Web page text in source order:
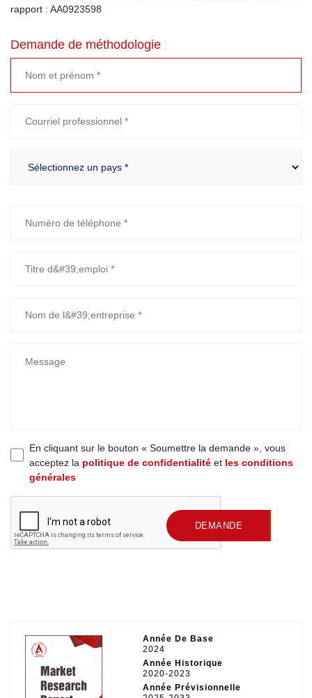
rapport : AA0923598
Demande de méthodologie
En cliquant sur le bouton « Soumettre la demande », vous
acceptez la politique de confidentialité et les conditions
générales
SOUMETTRE UNE DEMANDE
Année De Base
2024
Année Historique
2020-2023
Année Prévisionnelle